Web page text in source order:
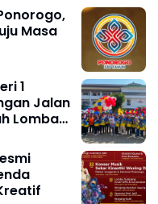
Masa
1
Jalan
Lomba
Hari